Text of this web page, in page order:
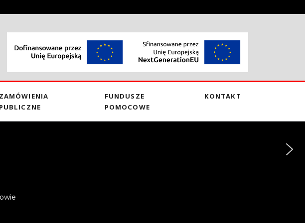
ZAMÓWIENIA
PUBLICZNE
FUNDUSZE
POMOCOWE
KONTAKT